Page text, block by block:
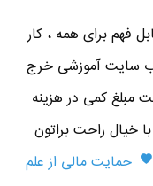
فهم برای همه ، کار
سایت آموزشی خرج
مبلغ کمی در هزینه
خیال راحت براتون
حمایت مالی از علم